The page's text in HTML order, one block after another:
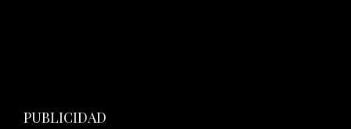
PUBLICIDAD